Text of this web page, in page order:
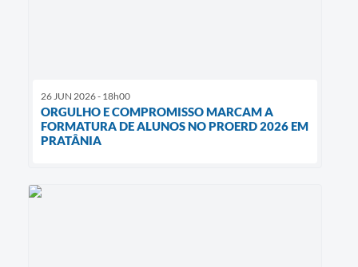
26 JUN 2026 - 18h00
ORGULHO E COMPROMISSO MARCAM A
FORMATURA DE ALUNOS NO PROERD 2026 EM
PRATÂNIA